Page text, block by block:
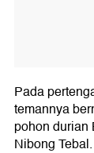
Pada
temannya
pohon durian
Nibong